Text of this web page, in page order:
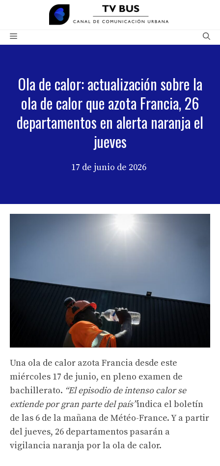
contenido
Menú
Ola de calor: actualización sobre la
ola de calor que azota Francia, 26
departamentos en alerta naranja el
jueves
17 de junio de 2026
Una ola de calor azota Francia desde este
miércoles 17 de junio, en pleno examen de
bachillerato. “El episodio de intenso calor se
extiende por gran parte del país”indica el boletín
de las 6 de la mañana de Météo-France. Y a partir
del jueves, 26 departamentos pasarán a
vigilancia naranja por la ola de calor.